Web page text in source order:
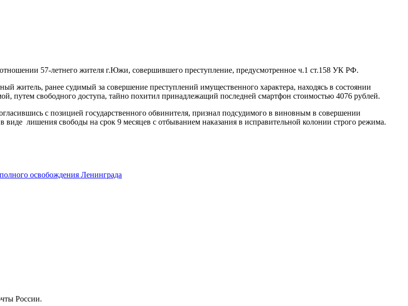
57-летнего жителя г.Южи, совершившего преступление, предусмотренное ч.1 ст.158 УК РФ.
житель, ранее судимый за совершение преступлений имущественного характера, находясь в состоянии
путем свободного доступа, тайно похитил принадлежащий последней смартфон стоимостью 4076 рублей.
с позицией государственного обвинителя, признал подсудимого в виновным в совершении
лишения свободы на срок 9 месяцев с отбыванием наказания в исправительной колонии строго режима.
освобождения Ленинграда
России.